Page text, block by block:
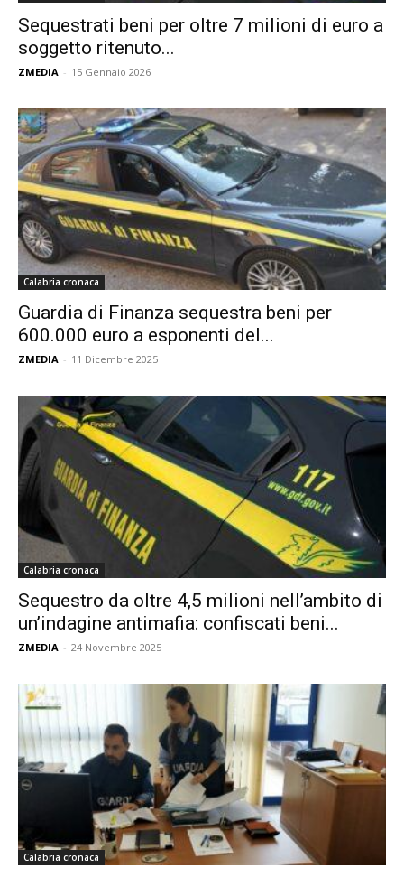
Sequestrati beni per oltre 7 milioni di euro a
soggetto ritenuto...
ZMEDIA - 15 Gennaio 2026
Calabria cronaca
Guardia di Finanza sequestra beni per
600.000 euro a esponenti del...
ZMEDIA - 11 Dicembre 2025
Calabria cronaca
Sequestro da oltre 4,5 milioni nell’ambito di
un’indagine antimafia: confiscati beni...
ZMEDIA - 24 Novembre 2025
Calabria cronaca